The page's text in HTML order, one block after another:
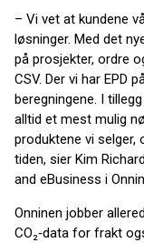
– Vi vet at kundene
løsninger. Med det
på prosjekter, ordre
CSV. Der vi har EPD
beregningene. I
alltid et mest mulig
produktene vi selger,
tiden, sier Kim
and eBusiness i
Onninen jobber
CO₂‑data for frakt